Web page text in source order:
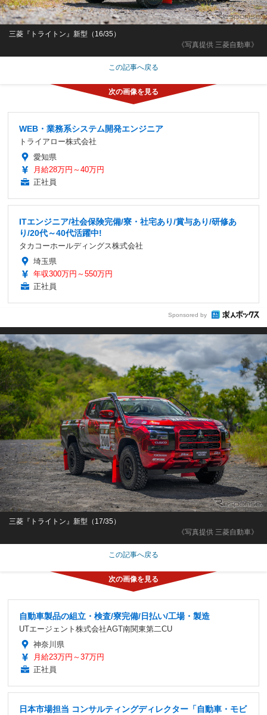
《写真提供 三菱自動車》
三菱『トライトン』新型（16/35）
この記事へ戻る
WEB・業務系システム開発エンジニア
トライアロー株式会社
愛知県
月給28万円～40万円
正社員
ITエンジニア/社会保険完備/寮・社宅あり/賞与あり/研修あ
り/20代～40代活躍中!
タカコーホールディングス株式会社
埼玉県
年収300万円～550万円
正社員
Sponsored by
《写真提供 三菱自動車》
三菱『トライトン』新型（17/35）
この記事へ戻る
自動車製品の組立・検査/寮完備/日払い/工場・製造
UTエージェント株式会社AGT南関東第二CU
神奈川県
月給23万円～37万円
正社員
日本市場担当 コンサルティングディレクター「自動車・モビ